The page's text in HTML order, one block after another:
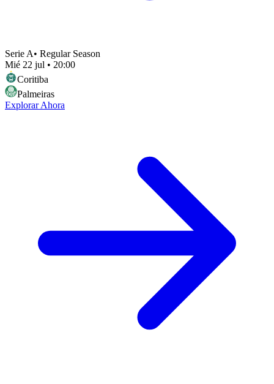
Serie A• Regular Season
Mié 22 jul • 20:00
Coritiba
Palmeiras
Explorar Ahora